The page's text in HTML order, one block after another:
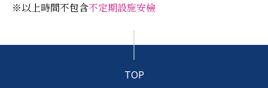
※以上時間不包含不定期設施安檢
TOP